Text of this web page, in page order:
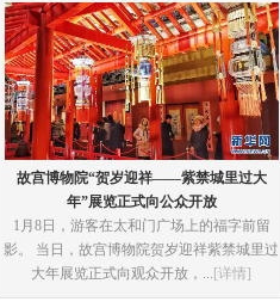
故宫博物院“贺岁迎祥——紫禁城里过大
年”展览正式向公众开放
1月8日，游客在太和门广场上的福字前留
影。 当日，故宫博物院贺岁迎祥紫禁城里过
大年展览正式向观众开放，...[详情]